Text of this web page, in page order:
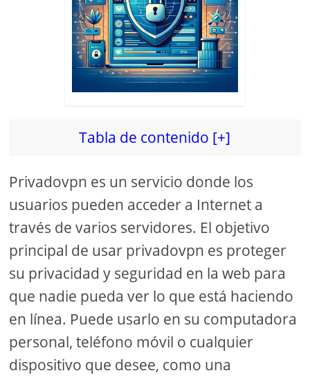
Tabla de contenido [+]
Privadovpn es un servicio donde los
usuarios pueden acceder a Internet a
través de varios servidores. El objetivo
principal de usar privadovpn es proteger
su privacidad y seguridad en la web para
que nadie pueda ver lo que está haciendo
en línea. Puede usarlo en su computadora
personal, teléfono móvil o cualquier
dispositivo que desee, como una